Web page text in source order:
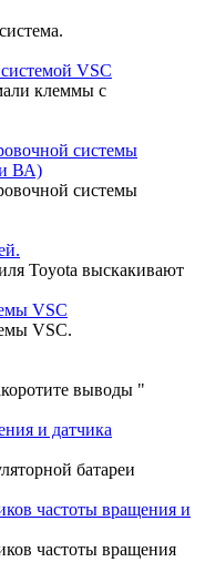
VSC
клеммы с
системы
и ВА)
системы
Toyota выскакивают
VSC
VSC.
выводы "
и датчика
батареи
частоты вращения и
частоты вращения